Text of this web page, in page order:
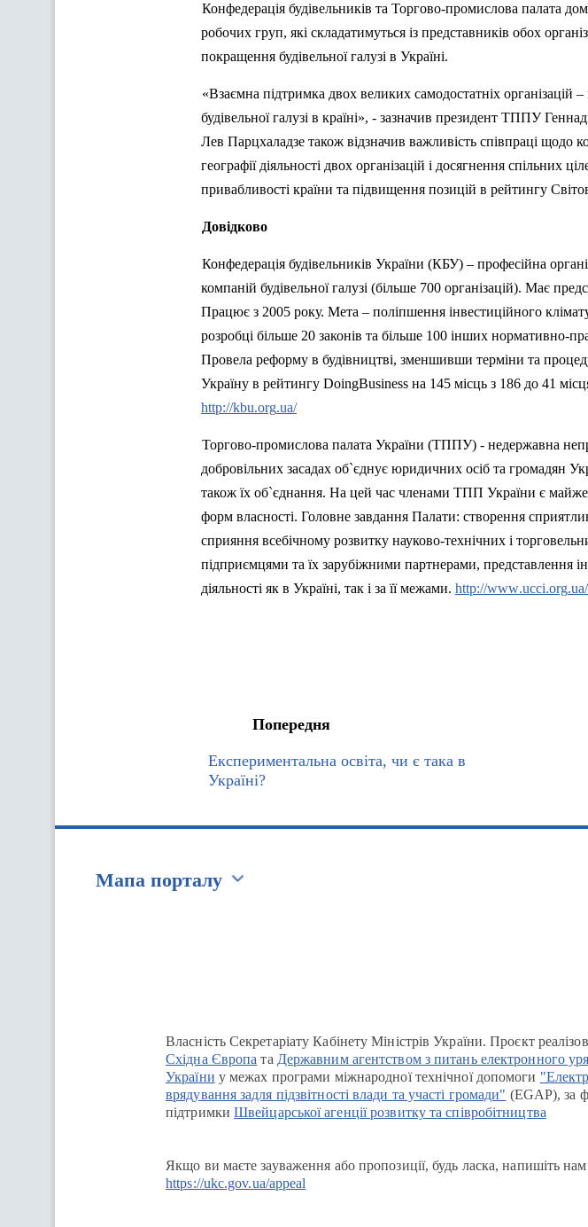
Конфедерація будівельників та Торгово-промислова палата
робочих груп, які складатимуться із представників обох
покращення будівельної галузі в Україні.
«Взаємна підтримка двох великих самодостатніх
будівельної галузі в країні», - зазначив президент ТППУ
Лев Парцхаладзе також відзначив важливість співпраці щодо
географії діяльності двох організацій і досягнення спільних
привабливості країни та підвищення позицій в рейтингу
Довідково
Конфедерація будівельників України (КБУ) – професійна
компаній будівельної галузі (більше 700 організацій). Має
Працює з 2005 року. Мета – поліпшення інвестиційного
розробці більше 20 законів та більше 100 інших нормативно-
Провела реформу в будівництві, зменшивши терміни та
Україну в рейтингу DoingBusiness на 145 місць з 186 до 41
http://kbu.org.ua/
Торгово-промислова палата України (ТППУ) - недержавна
добровільних засадах об`єднує юридичних осіб та громадян
також їх об`єднання. На цей час членами ТПП України є
форм власності. Головне завдання Палати: створення
сприяння всебічному розвитку науково-технічних і
підприємцями та їх зарубіжними партнерами, представлення
діяльності як в Україні, так і за її межами. http://www.ucci.org.ua/
Попередня
Експериментальна освіта, чи є така в
Україні?
Мапа порталу
Власність Секретаріату Кабінету Міністрів України. Проєкт
Східна Європа та Державним агентством з питань електронного
України у межах програми міжнародної технічної допомоги
врядування задля підзвітності влади та участі громади" (EGAP), за
підтримки Швейцарської агенції розвитку та співробітництва
Якщо ви маєте зауваження або пропозиції, будь ласка, напишіть
https://ukc.gov.ua/appeal